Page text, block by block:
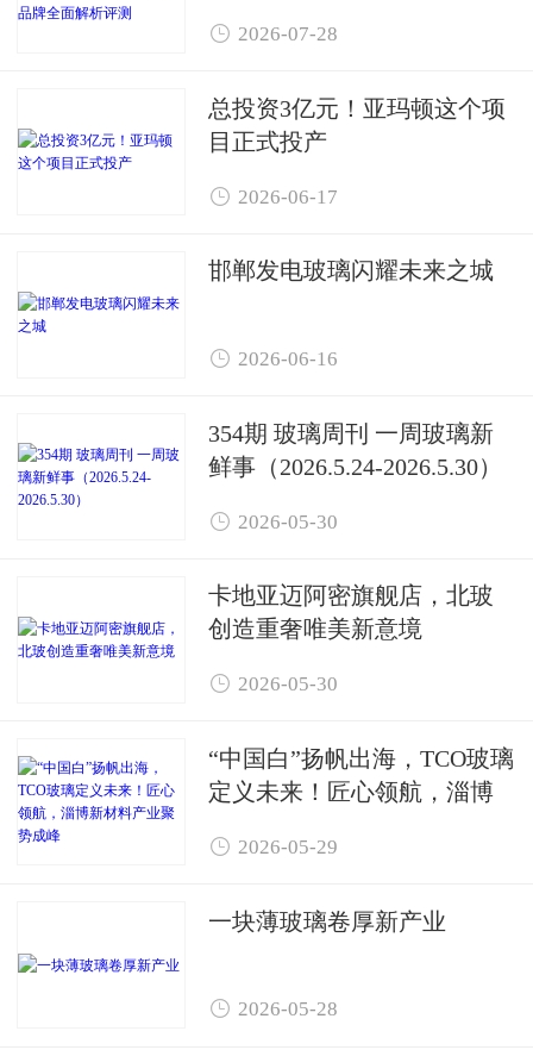
 2026-07-28
总投资3亿元！亚玛顿这个项
目正式投产
 2026-06-17
邯郸发电玻璃闪耀未来之城
 2026-06-16
354期 玻璃周刊 一周玻璃新
鲜事（2026.5.24-2026.5.30）
 2026-05-30
卡地亚迈阿密旗舰店，北玻
创造重奢唯美新意境
 2026-05-30
“中国白”扬帆出海，TCO玻璃
定义未来！匠心领航，淄博
 2026-05-29
一块薄玻璃卷厚新产业
 2026-05-28